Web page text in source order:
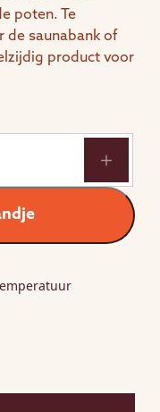
poten. Te
de saunabank of
product voor